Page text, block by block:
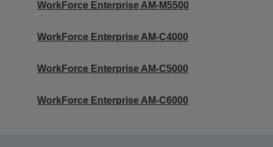
WorkForce Enterprise AM-M5500
WorkForce Enterprise​ AM-C4000​
WorkForce Enterprise​ AM-C5000​
WorkForce Enterprise​ AM-C6000​